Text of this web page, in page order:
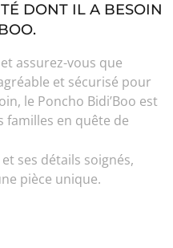
DONT IL A BESOIN
assurez-vous que
et sécurisé pour
le Poncho Bidi’Boo est
familles en quête de
ses détails soignés,
pièce unique.